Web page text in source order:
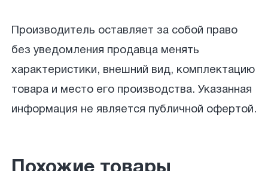
Производитель оставляет за собой право
без уведомления продавца менять
характеристики, внешний вид, комплектацию
товара и место его производства. Указанная
информация не является публичной офертой.